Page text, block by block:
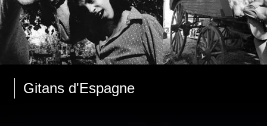
Gitans d'Espagne